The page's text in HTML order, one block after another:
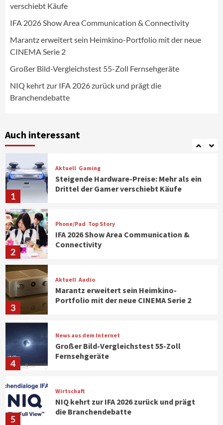
verschiebt Käufe
IFA 2026 Show Area Communication & Connectivity
Marantz erweitert sein Heimkino-Portfolio mit der neue
CINEMA Serie 2
Großer Bild-Vergleichstest 55-Zoll Fernsehgeräte
NIQ kehrt zur IFA 2026 zurück und prägt die
Branchendebatte
Auch interessant
5
NIQ kehrt zur IFA 2026 zurück und prägt
die Branchendebatte
6
Aktuell
CHERRY baut Vertriebsteam in
7
Klimageräte und Ventilatoren
1
Aktuell Gaming
Steigende Hardware-Preise: Mehr als ein
Drittel der Gamer verschiebt Käufe
2
Phone/Pad Top Story
IFA 2026 Show Area Communication &
Connectivity
3
Aktuell Audio
Marantz erweitert sein Heimkino-
Portfolio mit der neue CINEMA Serie 2
4
News aus dem Internet
Großer Bild-Vergleichstest 55-Zoll
Fernsehgeräte
5
Wirtschaft
NIQ kehrt zur IFA 2026 zurück und prägt
die Branchendebatte